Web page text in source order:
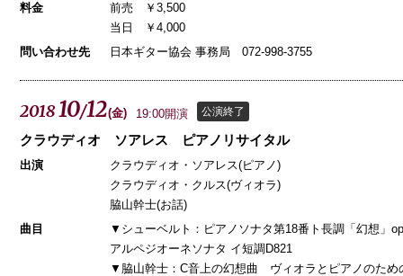
料金
前売 ￥3,500
当日 ￥4,000
問い合わせ先
日本ギター協会 事務局 072-998-3755
201810/12(金) 19:00開演 公演終了
クラウディオ ソアレス ピアノリサイタル
出演
クラウディオ・ソアレス(ピアノ)
クラウディオ・クルス(ヴィオラ)
脇山幹士(お話)
曲目
▼シューベルト：ピアノソナタ第18番ト長調「幻想」
アルペジオーネソナタ イ短調D821
▼脇山幹士：C音上の幻想曲 ヴィオラとピアノのため